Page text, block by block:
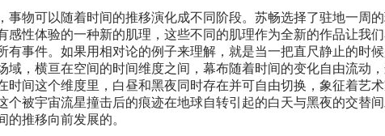
事物可以随着时间的推移演化成不同阶段。苏畅选择了驻地一周
感性体验的一种新的肌理，这些不同的肌理作为全新的作品让我
有事件。如果用相对论的例子来理解，就是当一把直尺静止的时
域，横亘在空间的时间维度之间，幕布随着时间的变化自由流动
时间这个维度里，白昼和黑夜同时存在并可自由切换，象征着艺
个被宇宙流星撞击后的痕迹在地球自转引起的白天与黑夜的交替
推移向前发展的。